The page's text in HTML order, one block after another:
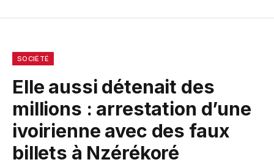
SOCIÉTÉ
Elle aussi détenait des
millions : arrestation d’une
ivoirienne avec des faux
billets à Nzérékoré